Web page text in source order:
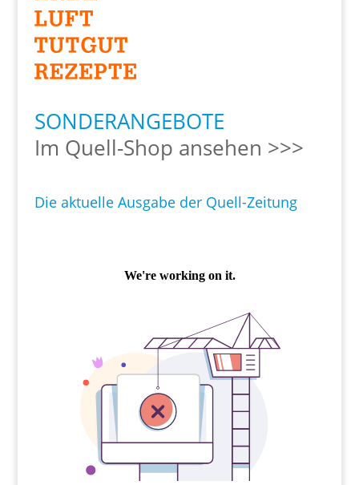
SONDERANGEBOTE
Im Quell-Shop ansehen >>>
Die aktuelle Ausgabe der Quell-Zeitung